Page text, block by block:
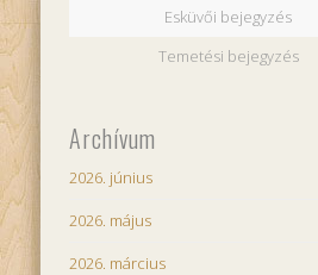
Esküvői bejegyzés
Temetési bejegyzés
Archívum
2026. június
2026. május
2026. március